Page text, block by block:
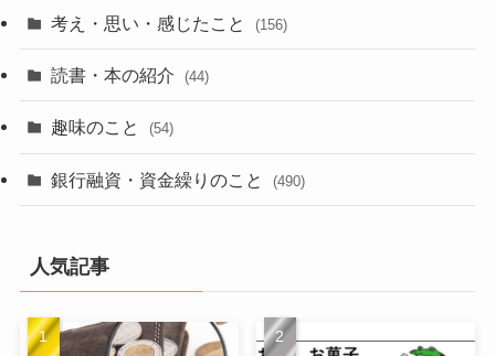
考え・思い・感じたこと (156)
読書・本の紹介 (44)
趣味のこと (54)
銀行融資・資金繰りのこと (490)
人気記事